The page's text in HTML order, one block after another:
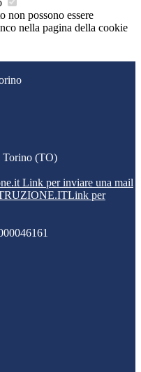
non possono essere
nella pagina della cookie
Torino (TO)
Link per inviare una mail
Link per